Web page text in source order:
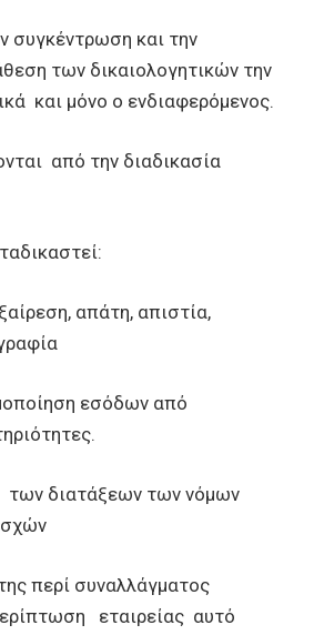
συγκέντρωση και την
των δικαιολογητικών την
και μόνο ο ενδιαφερόμενος.
από την διαδικασία
απάτη, απιστία,
εσόδων από
των διατάξεων των νόμων
περί συναλλάγματος
εταιρείας αυτό